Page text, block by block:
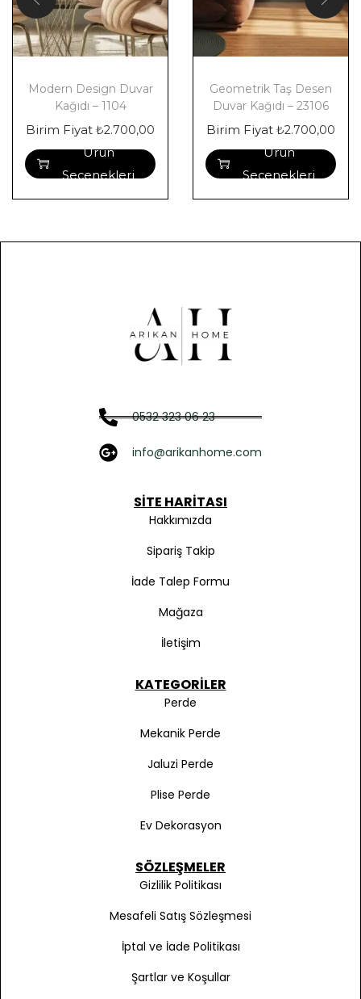
Modern Design Duvar
Kağıdı – 1104
Birim Fiyat ₺2.700,00
Ürün
Seçenekleri
Geometrik Taş Desen
Duvar Kağıdı – 23106
Birim Fiyat ₺2.700,00
Ürün
Seçenekleri
0532 323 06 23
info@arikanhome.com
SITE HARITASI
Hakkımızda
Sipariş Takip
İade Talep Formu
Mağaza
İletişim
KATEGORILER
Perde
Mekanik Perde
Jaluzi Perde
Plise Perde
Ev Dekorasyon
SÖZLEŞMELER
Gizlilik Politikası
Mesafeli Satış Sözleşmesi
İptal ve İade Politikası
Şartlar ve Koşullar